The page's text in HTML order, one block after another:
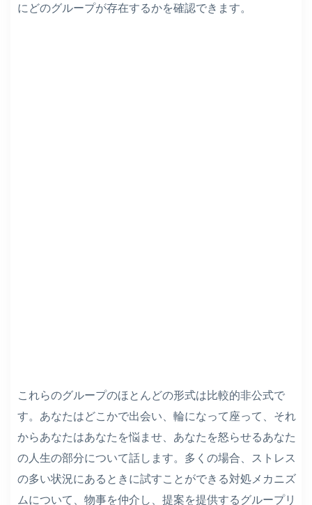
にどのグループが存在するかを確認できます。
これらのグループのほとんどの形式は比較的非公式で
す。あなたはどこかで出会い、輪になって座って、それ
からあなたはあなたを悩ませ、あなたを怒らせるあなた
の人生の部分について話します。多くの場合、ストレス
の多い状況にあるときに試すことができる対処メカニズ
ムについて、物事を仲介し、提案を提供するグループリ